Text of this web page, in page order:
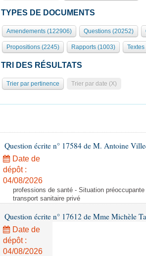
TYPES DE DOCUMENTS
Amendements (122906) Questions (20252)
Propositions (2245) Rapports (1003)
TRI DES RÉSULTATS
Trier par pertinence Trier par date (X)
Question écrite n° 17584 de M. Antoine
Date de
dépôt :
04/08/2026
professions de santé - Situation
transport sanitaire privé
Question écrite n° 17612 de Mme Michèle
Date de
dépôt :
04/08/2026